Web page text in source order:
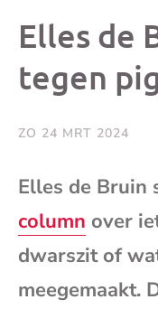
Elles de
tegen
ZO 24 MRT 2024
Elles de Bruin
column over
dwarszit of
meegemaakt.